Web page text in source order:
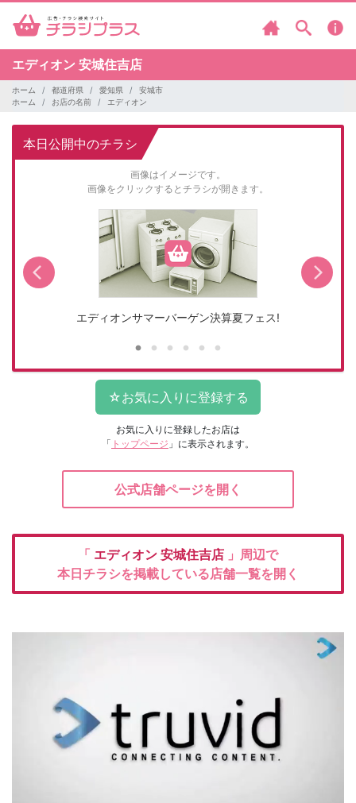
エディオン 安城住吉店
ホーム 都道府県 愛知県
安城市
ホーム
お店の名前 エディオン
本日公開中のチラシ
画像はイメージです。
画像をクリックするとチラシが開きます。
エディオンサマーバーゲン決算夏フェス!
お気に入りに登録したお店は
「 トップページ 」に表示されます。
公式店舗ページを開く
「 エディオン 安城住吉店 」周辺で
本日チラシを掲載している店舗一覧を開く